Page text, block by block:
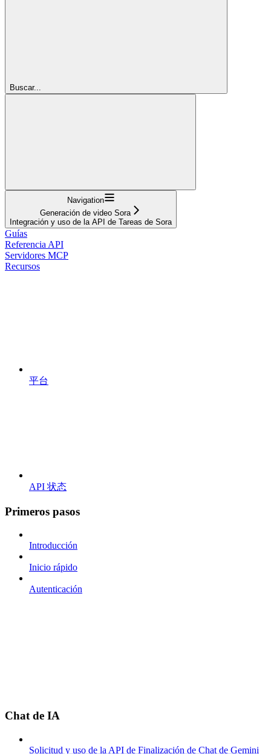
Buscar...
Navigation
Generación de video Sora
Integración y uso de la API de Tareas de Sora
Guías
Referencia API
Servidores MCP
Recursos
平台
API 状态
Primeros pasos
Introducción
Inicio rápido
Autenticación
Chat de IA
Solicitud y uso de la API de Finalización de Chat de Gemini